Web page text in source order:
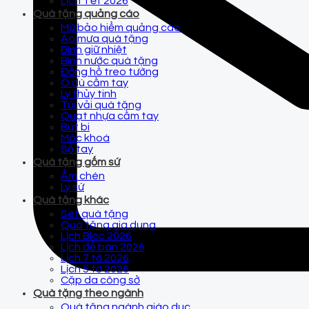
Quà tặng quảng cáo
Mũ bảo hiểm quảng cáo
Áo mưa quà tặng
Bình giữ nhiệt
Bình nước quà tặng
Đồng hồ treo tường
Ô dù cầm tay
Ly thủy tinh
Túi vải quà tặng
Quạt nhựa cầm tay
Bút bi
Móc khoá
Sổ tay
Quà tặng gốm sứ
Ấm chén
Ly sứ
Quà tặng khác
Set quà tặng
Quà tặng gia dụng
Lịch Bloc 2026
Lịch để bàn 2026
Lịch 7 tờ 2026
Lịch 5 tờ 2026
Cặp da công sở
Quà tặng theo ngành